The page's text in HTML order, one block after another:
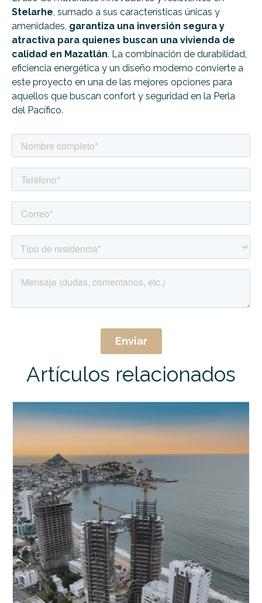
Stelarhe , sumado a sus características únicas y
amenidades, garantiza una inversión segura y
atractiva para quienes buscan una vivienda de
calidad en Mazatlán. La combinación de durabilidad,
eficiencia energética y un diseño moderno convierte a
este proyecto en una de las mejores opciones para
aquellos que buscan confort y seguridad en la Perla
del Pacífico.
Artículos relacionados